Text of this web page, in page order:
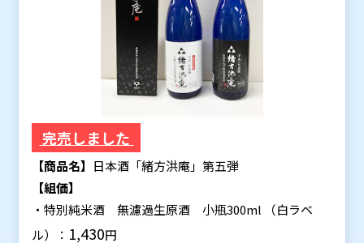
完売しました
【商品名】 日本酒「緒方洪庵」第五弾
【組価】
・特別純米酒 無濾過生原酒 小瓶300ml （白ラベ
ル）： 1,430円